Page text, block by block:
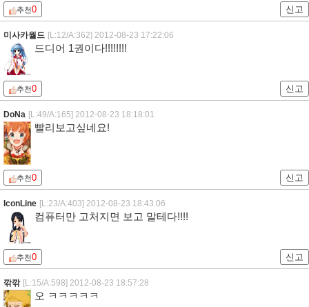
추천0 신고
미사카월드 [L:12/A:362] 2012-08-23 17:22:06
드디어 1권이다!!!!!!!!
추천0 신고
DoNa [L:49/A:165] 2012-08-23 18:18:01
빨리보고싶네요!
추천0 신고
IconLine [L:23/A:403] 2012-08-23 18:43:06
컴퓨터만 고처지면 보고 말테다!!!!
추천0 신고
깎깎 [L:15/A:598] 2012-08-23 18:57:28
오 ㅋㅋㅋㅋㅋ